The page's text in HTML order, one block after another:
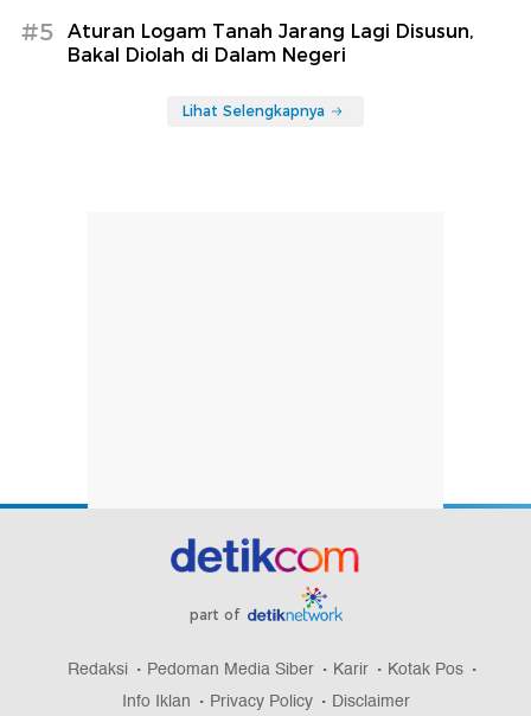
#5
Aturan Logam Tanah Jarang Lagi Disusun,
Bakal Diolah di Dalam Negeri
Lihat Selengkapnya
part of
Redaksi Pedoman Media Siber Karir
Kotak Pos
Info Iklan
Privacy Policy Disclaimer